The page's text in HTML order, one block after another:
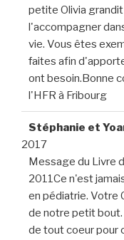
petite Olivia
l'accompagner
vie. Vous êtes
faites afin
ont besoin.Bonne
l'HFR à Fribourg
Stéphanie et
2017
Message du Livre
2011Ce n'est
en pédiatrie. Votre
de notre petit
de tout coeur pour